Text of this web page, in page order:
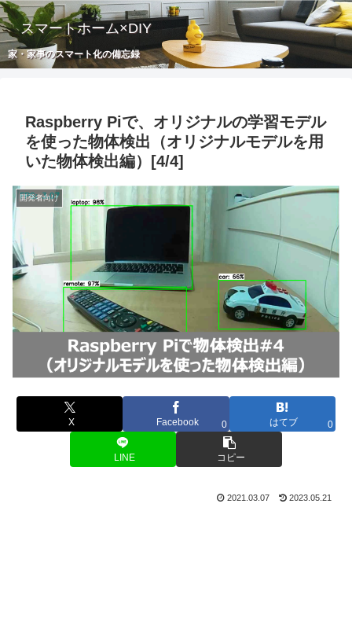
スマートホーム×DIY
家・家事のスマート化の備忘録
Raspberry Piで、オリジナルの学習モデル
を使った物体検出（オリジナルモデルを用
いた物体検出編）[4/4]
開発者向け
X Facebook 0 はてブ 0
LINE コピー
2021.03.07 2023.05.21